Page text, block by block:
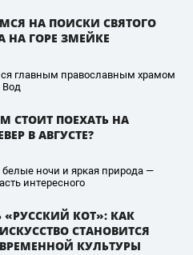
НА ПОИСКИ СВЯТОГО
НА ГОРЕ ЗМЕЙКЕ
главным православным храмом
СТОИТ ПОЕХАТЬ НА
В АВГУСТЕ?
белые ночи и яркая природа —
интересного
«РУССКИЙ КОТ»: КАК
СТАНОВИТСЯ
КУЛЬТУРЫ